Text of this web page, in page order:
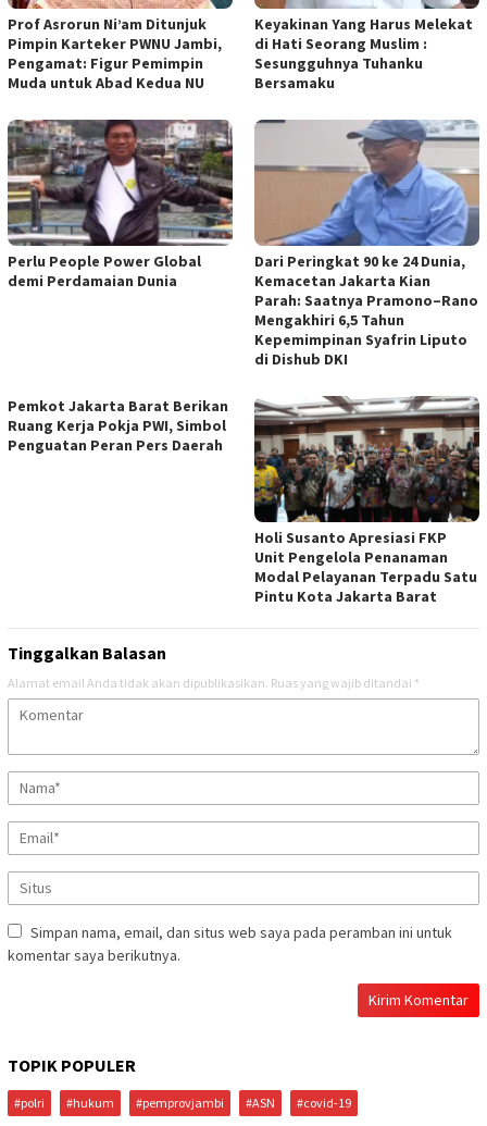
Prof Asrorun Ni’am Ditunjuk
Pimpin Karteker PWNU Jambi,
Pengamat: Figur Pemimpin
Muda untuk Abad Kedua NU
Keyakinan Yang Harus Melekat
di Hati Seorang Muslim :
Sesungguhnya Tuhanku
Bersamaku
Perlu People Power Global
demi Perdamaian Dunia
Dari Peringkat 90 ke 24 Dunia,
Kemacetan Jakarta Kian
Parah: Saatnya Pramono–Rano
Mengakhiri 6,5 Tahun
Kepemimpinan Syafrin Liputo
di Dishub DKI
Pemkot Jakarta Barat Berikan
Ruang Kerja Pokja PWI, Simbol
Penguatan Peran Pers Daerah
Holi Susanto Apresiasi FKP
Unit Pengelola Penanaman
Modal Pelayanan Terpadu Satu
Pintu Kota Jakarta Barat
Tinggalkan Balasan
Alamat email Anda tidak akan dipublikasikan. Ruas yang wajib ditandai *
Simpan nama, email, dan situs web saya pada peramban ini untuk
komentar saya berikutnya.
TOPIK POPULER
#polri #hukum #pemprovjambi #ASN #covid-19